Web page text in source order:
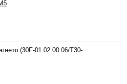
(30F-01.02.00.06/T30-